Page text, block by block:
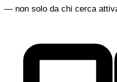
— non solo da chi cerca